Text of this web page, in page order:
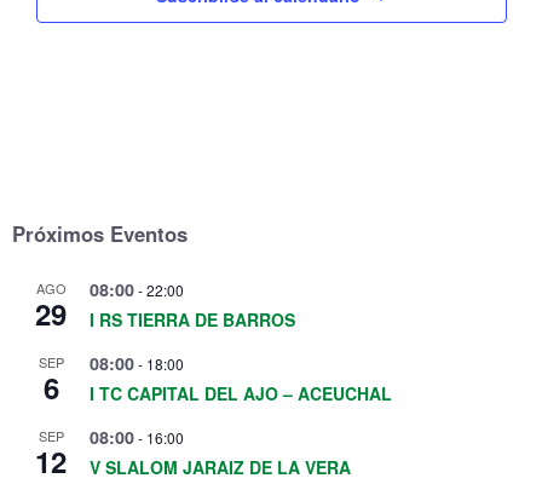
Próximos Eventos
AGO
29
08:00-22:00
I RS TIERRA DE BARROS
SEP
6
08:00- 18:00
I TC CAPITAL DEL AJO – ACEUCHAL
SEP
12
08:00- 16:00
V SLALOM JARAIZ DE LA VERA